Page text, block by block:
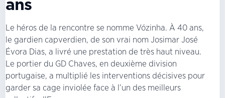
ans
Le héros de la rencontre se nomme Vózinha. À 40 ans,
le gardien capverdien, de son vrai nom Josimar José
Évora Dias, a livré une prestation de très haut niveau.
Le portier du GD Chaves, en deuxième division
portugaise, a multiplié les interventions décisives pour
garder sa cage inviolée face à l’un des meilleurs